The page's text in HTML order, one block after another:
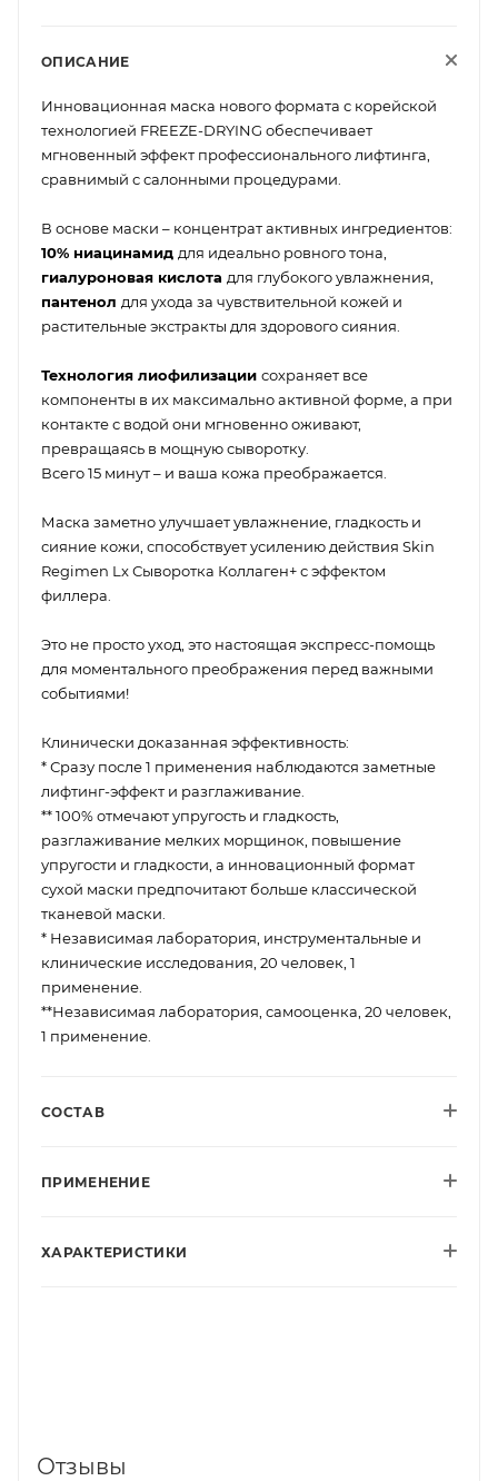
ОПИСАНИЕ
Инновационная маска нового формата с корейской
технологией FREEZE-DRYING обеспечивает
мгновенный эффект профессионального лифтинга,
сравнимый с салонными процедурами.
В основе маски – концентрат активных ингредиентов:
10% ниацинамид для идеально ровного тона,
гиалуроновая кислота для глубокого увлажнения,
пантенол для ухода за чувствительной кожей и
растительные экстракты для здорового сияния.
Технология лиофилизации сохраняет все
компоненты в их максимально активной форме, а при
контакте с водой они мгновенно оживают,
превращаясь в мощную сыворотку.
Всего 15 минут – и ваша кожа преображается.
Маска заметно улучшает увлажнение, гладкость и
сияние кожи, способствует усилению действия Skin
Regimen Lx Сыворотка Коллаген+ с эффектом
филлера.
Это не просто уход, это настоящая экспресс-помощь
для моментального преображения перед важными
событиями!
Клинически доказанная эффективность:
* Сразу после 1 применения наблюдаются заметные
лифтинг-эффект и разглаживание.
** 100% отмечают упругость и гладкость,
разглаживание мелких морщинок, повышение
упругости и гладкости, а инновационный формат
сухой маски предпочитают больше классической
тканевой маски.
* Независимая лаборатория, инструментальные и
клинические исследования, 20 человек, 1
применение.
**Независимая лаборатория, самооценка, 20 человек,
1 применение.
СОСТАВ
ПРИМЕНЕНИЕ
ХАРАКТЕРИСТИКИ
Отзывы